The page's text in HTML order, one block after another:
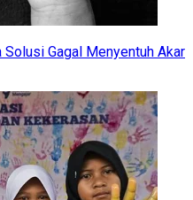
Solusi Gagal Menyentuh Akar